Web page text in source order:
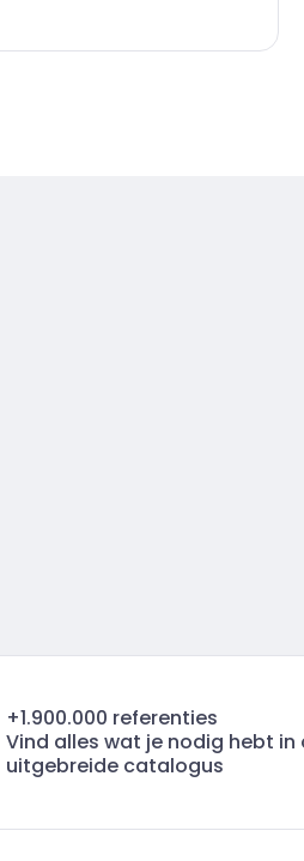
+1.900.000 referenties
Vind alles wat je nodig hebt in
uitgebreide catalogus